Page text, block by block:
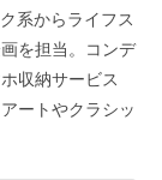
系からライフス
を担当。コンデ
収納サービス
ートやクラシッ